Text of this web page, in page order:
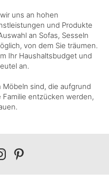
uns an hohen
und Produkte
an Sofas, Sesseln
von dem Sie träumen.
Ihr Haushaltsbudget und
an.
Möbeln sind, die aufgrund
entzücken werden,
Our